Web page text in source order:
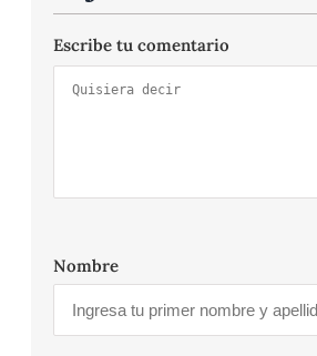
Escribe tu comentario
Nombre